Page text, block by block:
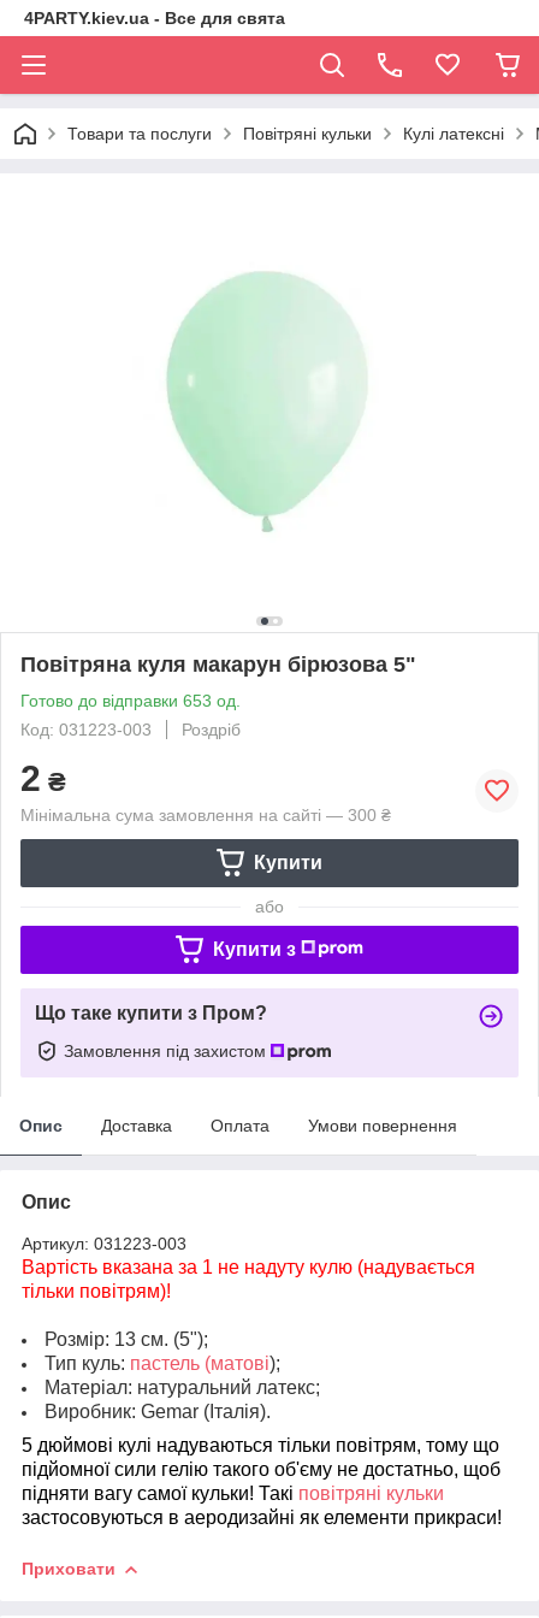
4PARTY.kiev.ua - Все для свята
Товари та послуги Повітряні кульки Кулі латексні
Повітряна куля макарун бірюзова 5"
Готово до відправки 653 од.
Код: 031223-003
Роздріб
2 ₴
Мінімальна сума замовлення на сайті — 300 ₴
Купити
або
Купити з
Що таке купити з Пром?
Замовлення під захистом
Опис Доставка Оплата Умови повернення
Опис
Артикул: 031223-003
Вартість вказана за 1 не надуту кулю (надувається
тільки повітрям)!
Розмір: 13 см. (5");
Тип куль: пастель (матові);
Матеріал: натуральний латекс;
Виробник: Gemar (Італія).
5 дюймові кулі надуваються тільки повітрям, тому що
підйомної сили гелію такого об'єму не достатньо, щоб
підняти вагу самої кульки! Такі повітряні кульки
застосовуються в аеродизайні як елементи прикраси!
Приховати